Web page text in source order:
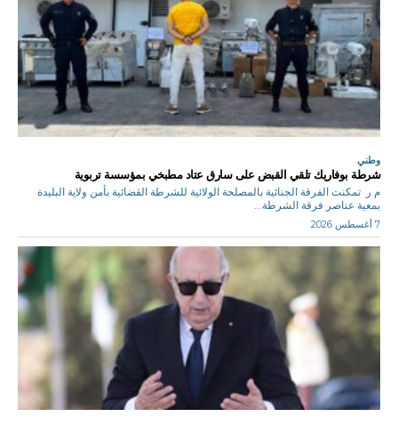
وطني
شرطة بوفاريك تلقي القبض على سارق عتاد مطبخي بمؤسسة تربوية
م.ر تمكنت الفرقة الجنائية بالمصلحة الولائية للشرطة القضائية بأمن ولاية البليدة
بمعية عناصر فرقة الشرطة...
7 أغسطس 2026